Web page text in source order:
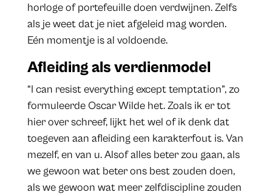
horloge of portefeuille doen verdwijnen. Zelfs
als je weet dat je niet afgeleid mag worden.
Eén momentje is al voldoende.
Afleiding als verdienmodel
“I can resist everything except temptation”, zo
formuleerde Oscar Wilde het. Zoals ik er tot
hier over schreef, lijkt het wel of ik denk dat
toegeven aan afleiding een karakterfout is. Van
mezelf, en van u. Alsof alles beter zou gaan, als
we gewoon wat beter ons best zouden doen,
als we gewoon wat meer zelfdiscipline zouden